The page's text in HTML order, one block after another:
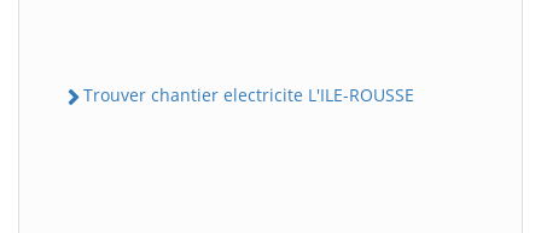
Trouver chantier electricite L'ILE-ROUSSE